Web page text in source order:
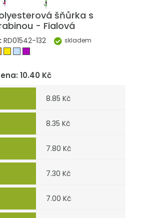
šňůrka s
- Fialová
RD01542-132 skladem
10.40 Kč
8.85 Kč
8.35 Kč
7.80 Kč
7.30 Kč
7.00 Kč